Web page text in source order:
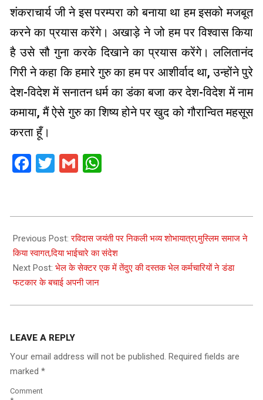
शंकराचार्य जी ने इस परम्परा को बनाया था हम इसको मजबूत
करने का प्रयास करेंगे। अखाड़े ने जो हम पर विश्वास किया
है उसे सौ गुना करके दिखाने का प्रयास करेंगे। ललितानंद
गिरी ने कहा कि हमारे गुरु का हम पर आशीर्वाद था, उन्होंने पुरे
देश-विदेश में सनातन धर्म का डंका बजा कर देश-विदेश में नाम
कमाया, मैं ऐसे गुरु का शिष्य होने पर खुद को गौरान्वित महसूस
करता हूँ।
Facebook
Twitter
Gmail
03-
09
Previous Post:रविदास जयंती पर निकली भव्य शोभायात्रा,मुस्लिम समाज ने
किया स्वागत,दिया भाईचारे का संदेश
Next Post: भेल के सेक्टर एक में तेंदुए की दस्तक भेल कर्मचारियों ने डंडा
फटकार के बचाई अपनी जान
LEAVE A REPLY
Your email address will not be published. Required fields are
marked *
Comment